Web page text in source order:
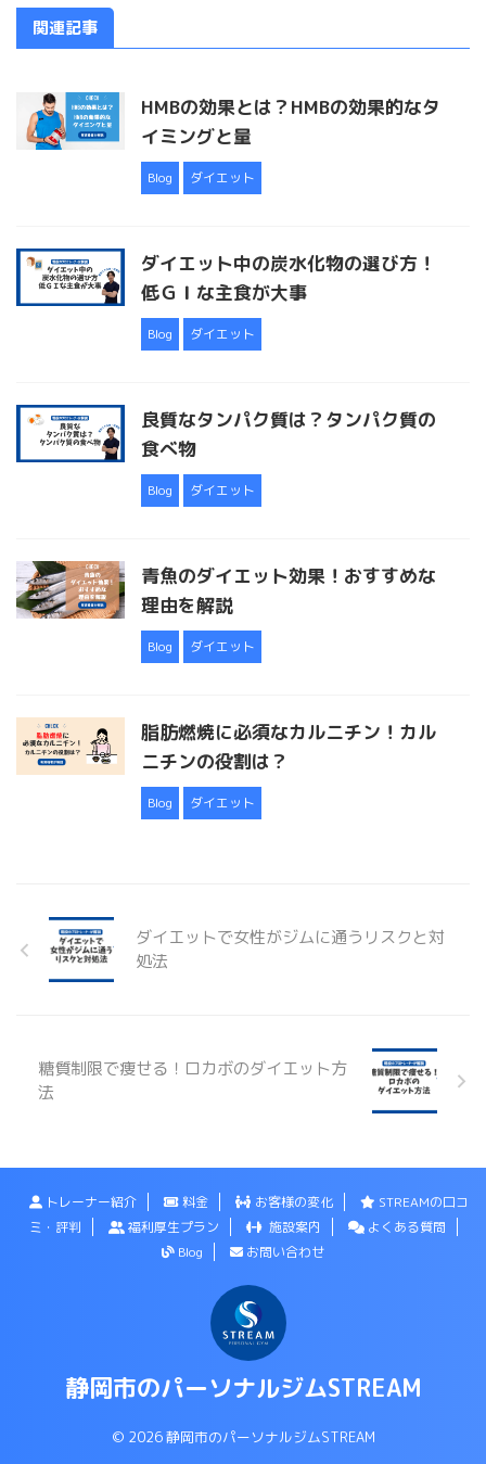
関連記事
HMBの効果とは？HMBの効果的なタ
イミングと量
Blog ダイエット
ダイエット中の炭水化物の選び方！
低ＧＩな主食が大事
Blog ダイエット
良質なタンパク質は？タンパク質の
食べ物
Blog ダイエット
青魚のダイエット効果！おすすめな
理由を解説
Blog ダイエット
脂肪燃焼に必須なカルニチン！カル
ニチンの役割は？
Blog ダイエット
ダイエットで女性がジムに通うリスクと対
処法
糖質制限で痩せる！ロカボのダイエット方
法
トレーナー紹介 料金 お客様の変化
STREAMの口コ
ミ・評判
福利厚生プラン 施設案内
よくある質問
Blog
お問い合わせ
静岡市のパーソナルジムSTREAM
© 2026 静岡市のパーソナルジムSTREAM